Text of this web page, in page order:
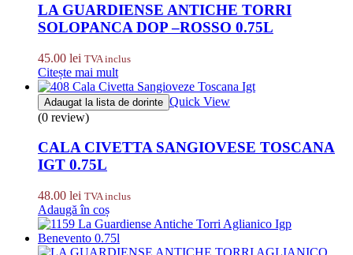
LA GUARDIENSE ANTICHE TORRI
SOLOPANCA DOP –ROSSO 0.75L
45.00 lei TVA inclus
Citește mai mult
Adaugat la lista de dorinte Quick View
(0 review)
CALA CIVETTA SANGIOVESE TOSCANA
IGT 0.75L
48.00 lei TVA inclus
Adaugă în coș